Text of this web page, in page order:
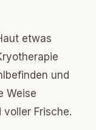
etwas
und
Weise
Frische.